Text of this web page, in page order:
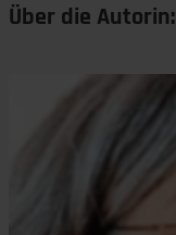
Über die Autorin: